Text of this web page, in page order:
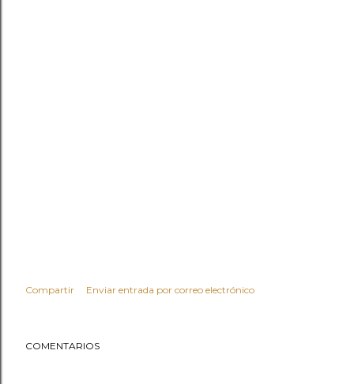
Compartir Enviar entrada por correo electrónico
COMENTARIOS